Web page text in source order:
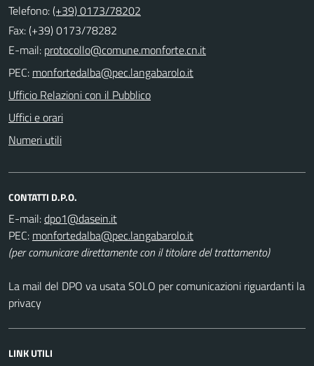
Telefono:(+39) 0173/78202
Fax: (+39) 0173/78282
E-mail:
PEC:
Ufficio Relazioni con il Pubblico
Uffici e orari
Numeri utili
CONTATTI D.P.O.
E-mail:
PEC:
(per comunicare direttamente con il titolare del trattamento)
La mail del DPO va usata SOLO per comunicazioni riguardanti la
privacy
LINK UTILI